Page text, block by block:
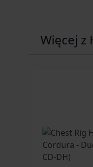
Więcej z